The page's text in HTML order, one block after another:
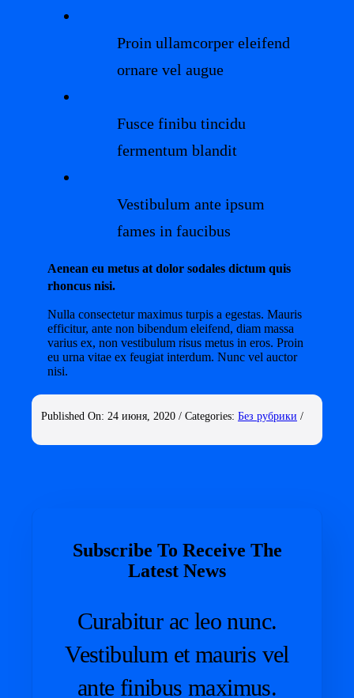
Proin ullamcorper eleifend
ornare vel augue
Fusce finibu tincidu
fermentum blandit
Vestibulum ante ipsum
fames in faucibus
Aenean eu metus at dolor sodales dictum quis
rhoncus nisi.
Nulla consectetur maximus turpis a egestas. Mauris
efficitur, ante non bibendum eleifend, diam massa
varius ex, non vestibulum risus metus in eros. Proin
eu urna vitae ex feugiat interdum. Nunc vel auctor
nisi.
Published On: 24 июня, 2020/ Categories: Без рубрики /
Subscribe To Receive The
Latest News
Curabitur ac leo nunc.
Vestibulum et mauris vel
ante finibus maximus.